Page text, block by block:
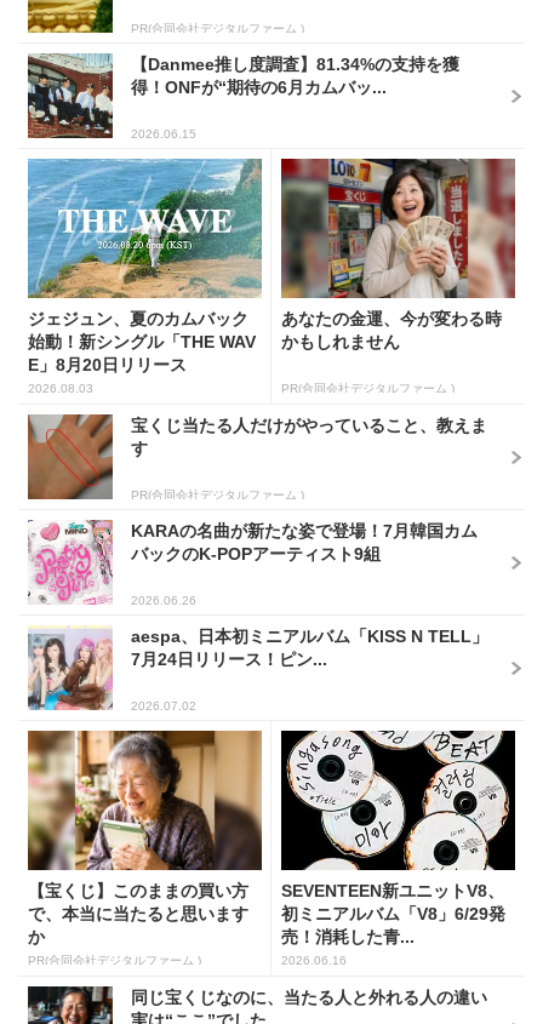
PR(合同会社デジタルファーム )
【Danmee推し度調査】81.34%の支持を獲
得！ONFが“期待の6月カムバッ...
2026.06.15
ジェジュン、夏のカムバック
始動！新シングル「THE WAV
E」8月20日リリース
2026.08.03
あなたの金運、今が変わる時
かもしれません
PR(合同会社デジタルファーム )
宝くじ当たる人だけがやっていること、教えま
す
PR(合同会社デジタルファーム )
KARAの名曲が新たな姿で登場！7月韓国カム
バックのK-POPアーティスト9組
2026.06.26
aespa、日本初ミニアルバム「KISS N TELL」
7月24日リリース！ピン...
2026.07.02
【宝くじ】このままの買い方
で、本当に当たると思います
か
PR(合同会社デジタルファーム )
SEVENTEEN新ユニットV8、
初ミニアルバム「V8」6/29発
売！消耗した青...
2026.06.16
同じ宝くじなのに、当たる人と外れる人の違い
実は“ここ”でした